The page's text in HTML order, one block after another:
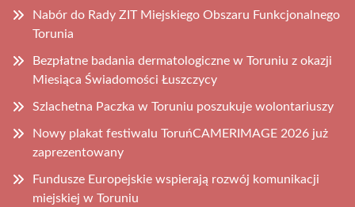
Nabór do Rady ZIT Miejskiego Obszaru Funkcjonalnego
Torunia
Bezpłatne badania dermatologiczne w Toruniu z okazji
Miesiąca Świadomości Łuszczycy
Szlachetna Paczka w Toruniu poszukuje wolontariuszy
Nowy plakat festiwalu ToruńCAMERIMAGE 2026 już
zaprezentowany
Fundusze Europejskie wspierają rozwój komunikacji
miejskiej w Toruniu